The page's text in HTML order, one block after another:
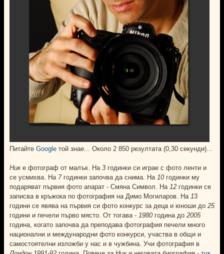
Питайте Google той знае... Около 2 850 резултата (0,30 секунди)...
Нике фотограф от малък. На 3 годинки си играе с фото ленти и
се усмихва. На 7годинки започва да снима. На 10 годинки му
подаряват първия фото апарат - Смяна Символ. На 12 годинки се
записва в кръжока по фотография на Димо Могиларов. На 13
години се явява на първия си фото конкурс за деца и юноши до 25
години и печели първо място. От тогава - 1980 година до 2005
година, когато започва да преподава фотография печели много
национални и международни фото конкурси, участва в общи и
самостоятелни изложби у нас и в чужбина. Учи фотография в